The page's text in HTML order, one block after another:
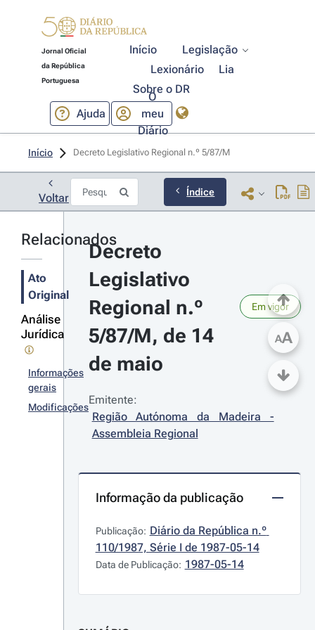
Jornal Oficial
da República
Portuguesa
Início
Legislação
Lexionário
Lia
Sobre o DR
Ajuda
O
meu
Diário
Início Decreto Legislativo Regional n.º 5/87/M
Voltar Índice
Relacionados
Ato
Original
Análise
Jurídica
Informações
gerais
Modificações
Decreto
Legislativo
Regional n.º
5/87/M, de 14
de maio
Em vigor
Emitente:
Região Autónoma da Madeira -
Assembleia Regional
Informação da publicação
Publicação: Diário da República n.º
110/1987, Série I de 1987-05-14
Data de Publicação: 1987-05-14
AA